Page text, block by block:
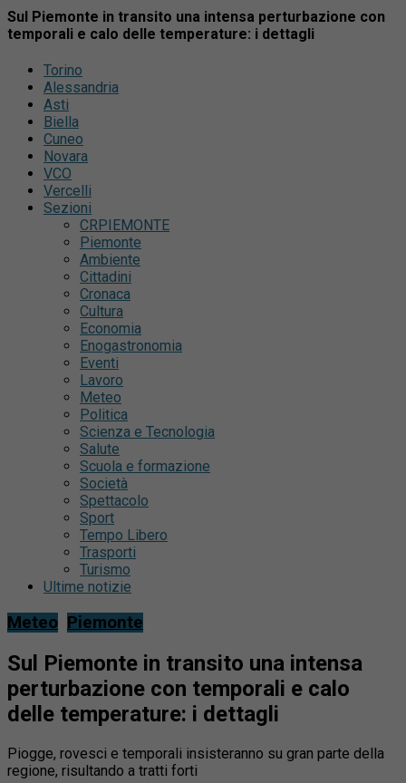
Sul Piemonte in transito una intensa perturbazione con
temporali e calo delle temperature: i dettagli
Torino
Alessandria
Asti
Biella
Cuneo
Novara
VCO
Vercelli
Sezioni
CRPIEMONTE
Piemonte
Ambiente
Cittadini
Cronaca
Cultura
Economia
Enogastronomia
Eventi
Lavoro
Meteo
Politica
Scienza e Tecnologia
Salute
Scuola e formazione
Società
Spettacolo
Sport
Tempo Libero
Trasporti
Turismo
Ultime notizie
Meteo Piemonte
Sul Piemonte in transito una intensa
perturbazione con temporali e calo
delle temperature: i dettagli
Piogge, rovesci e temporali insisteranno su gran parte della
regione, risultando a tratti forti